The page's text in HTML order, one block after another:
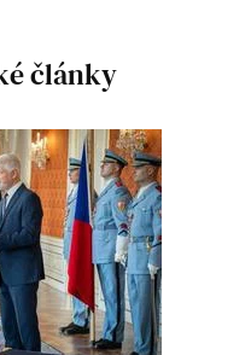
články